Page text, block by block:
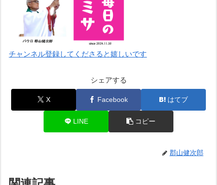
チャンネル登録してくださると嬉しいです
シェアする
X Facebook はてブ
LINE コピー
郡山健次郎